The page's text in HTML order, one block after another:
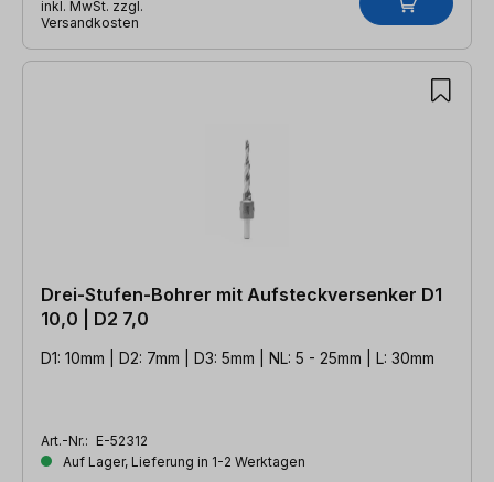
inkl. MwSt. zzgl.
Versandkosten
Drei-Stufen-Bohrer mit Aufsteckversenker D1
10,0 | D2 7,0
D1: 10mm | D2: 7mm | D3: 5mm | NL: 5 - 25mm | L: 30mm
Art.-Nr.: E-52312
Auf Lager, Lieferung in 1-2 Werktagen